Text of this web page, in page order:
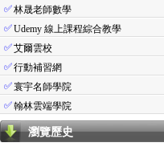
✅林晟老師數學
✅Udemy 線上課程綜合教學
✅艾爾雲校
✅行動補習網
✅寰宇名師學院
✅翰林雲端學院
瀏覽歷史